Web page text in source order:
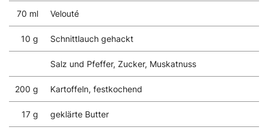
70 ml Velouté
10 g Schnittlauch gehackt
Salz und Pfeffer, Zucker, Muskatnuss
200 g Kartoffeln, festkochend
17 g geklärte Butter